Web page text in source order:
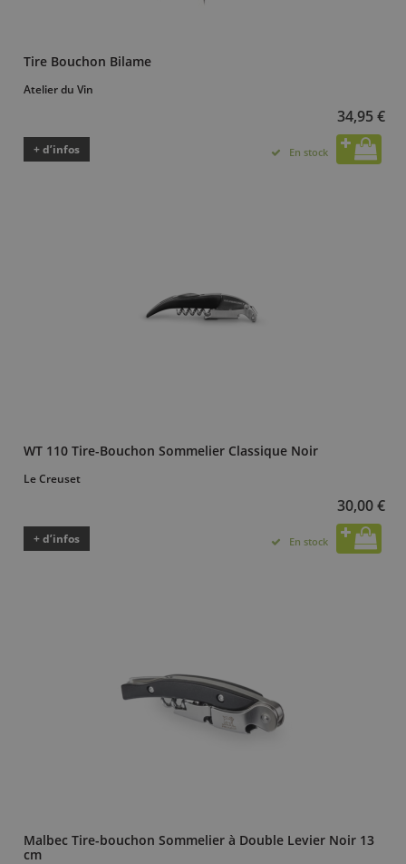
Tire Bouchon Bilame
Atelier du Vin
34,95 €
+ d’infos En stock
WT 110 Tire-Bouchon Sommelier Classique Noir
Le Creuset
30,00 €
+ d’infos En stock
Malbec Tire-bouchon Sommelier à Double Levier Noir 13
cm